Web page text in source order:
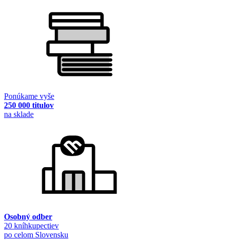
Ponúkame vyše
250 000 titulov
na sklade
Osobný odber
20 kníhkupectiev
po celom Slovensku